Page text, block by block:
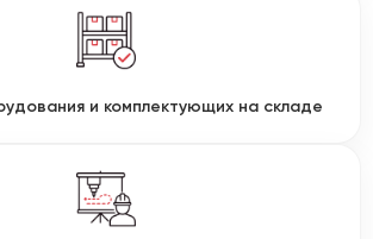
и комплектующих на складе